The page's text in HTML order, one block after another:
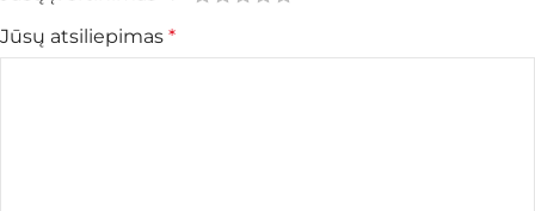
Jūsų atsiliepimas *